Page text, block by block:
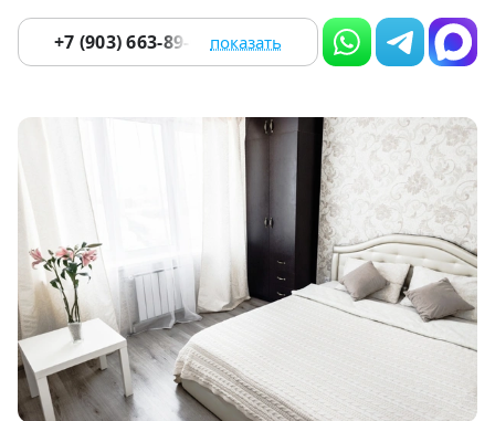
+7 (903) 663-89-06 показать